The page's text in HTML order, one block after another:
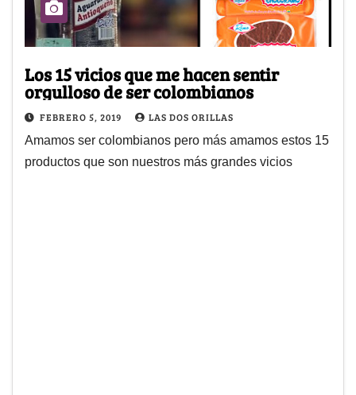
Los 15 vicios que me hacen sentir
orgulloso de ser colombianos
FEBRERO 5, 2019 LAS DOS ORILLAS
Amamos ser colombianos pero más amamos estos 15
productos que son nuestros más grandes vicios